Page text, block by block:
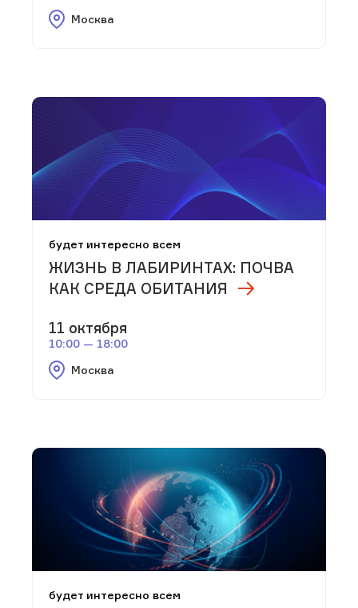
Москва
будет интересно всем
ЖИЗНЬ В ЛАБИРИНТАХ: ПОЧВА
КАК СРЕДА ОБИТАНИЯ
11 октября
10:00 — 18:00
Москва
будет интересно всем